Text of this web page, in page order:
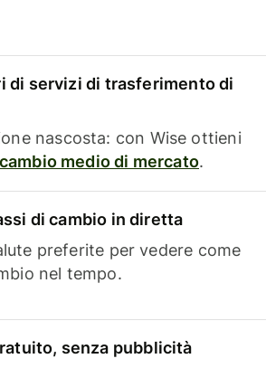
di servizi di trasferimento di
nascosta: con Wise ottieni
medio di mercato.
di cambio in diretta
preferite per vedere come
nel tempo.
senza pubblicità